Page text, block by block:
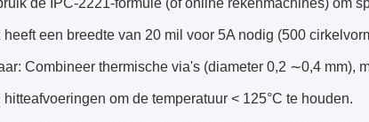
de IPC-2221-formule (of online rekenmachines) om
een breedte van 20 mil voor 5A nodig (500
Combineer thermische via's (diameter 0,2 ∼0,4 mm),
om de temperatuur < 125°C te houden.